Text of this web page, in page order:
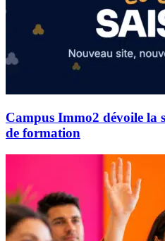
Campus Immo2 dévoile la
de formation